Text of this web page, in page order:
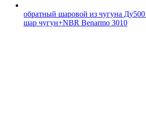
обратный шаровой из чугуна
шар чугун+NBR Benarmo 3010